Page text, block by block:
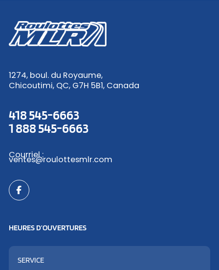
1274, boul. du Royaume,
Chicoutimi, QC, G7H 5B1, Canada
418 545-6663
1 888 545-6663
Courriel :
ventes@roulottesmlr.com
HEURES D’OUVERTURES
SERVICE